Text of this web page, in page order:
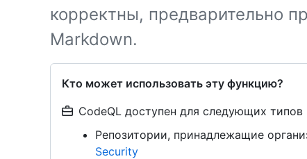
корректны, предварительно
Markdown.
Кто может использовать эту функцию?
CodeQL доступен для следующих типов
Репозитории, принадлежащие
Security